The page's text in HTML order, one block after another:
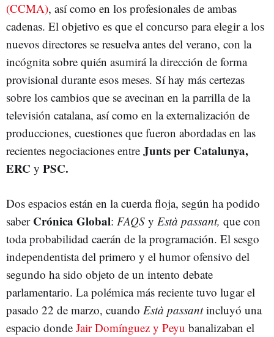
(CCMA), así como en los profesionales de ambas
cadenas. El objetivo es que el concurso para elegir a los
nuevos directores se resuelva antes del verano, con la
incógnita sobre quién asumirá la dirección de forma
provisional durante esos meses. Sí hay más certezas
sobre los cambios que se avecinan en la parrilla de la
televisión catalana, así como en la externalización de
producciones, cuestiones que fueron abordadas en las
recientes negociaciones entre Junts per Catalunya,
ERC y PSC.
Dos espacios están en la cuerda floja, según ha podido
saber Crónica Global: FAQS y Està passant, que con
toda probabilidad caerán de la programación. El sesgo
independentista del primero y el humor ofensivo del
segundo ha sido objeto de un intento debate
parlamentario. La polémica más reciente tuvo lugar el
pasado 22 de marzo, cuando Està passantincluyó una
espacio donde Jair Domínguez y Peyu banalizaban el